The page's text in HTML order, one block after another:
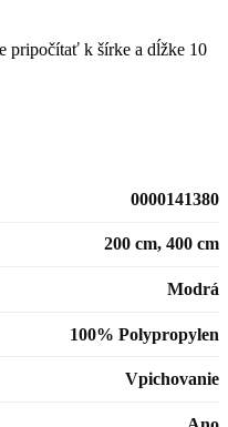
pripočítať k šírke a dĺžke 10
0000141380
200 cm, 400 cm
Modrá
100% Polypropylen
Vpichovanie